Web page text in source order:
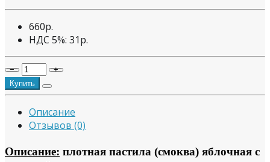
660р.
НДС 5%: 31р.
−
+
Купить
Описание
Отзывов (0)
Описание: плотная пастила (смоква) яблочная с